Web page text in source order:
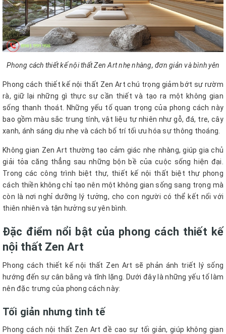
Phong cách thiết kế nội thất Zen Art nhẹ nhàng, đơn giản và bình yên
Phong cách thiết kế nội thất Zen Art chú trọng giảm bớt sự rườm
rà, giữ lại những gì thực sự cần thiết và tạo ra một không gian
sống thanh thoát. Những yếu tố quan trọng của phong cách này
bao gồm màu sắc trung tính, vật liệu tự nhiên như gỗ, đá, tre, cây
xanh, ánh sáng dịu nhẹ và cách bố trí tối ưu hóa sự thông thoáng.
Không gian Zen Art thường tạo cảm giác nhẹ nhàng, giúp gia chủ
giải tỏa căng thẳng sau những bộn bề của cuộc sống hiện đại.
Trong các công trình biệt thự, thiết kế nội thất biệt thự phong
cách thiền không chỉ tạo nên một không gian sống sang trọng mà
còn là nơi nghỉ dưỡng lý tưởng, cho con người có thể kết nối với
thiên nhiên và tận hưởng sự yên bình.
Đặc điểm nổi bật của phong cách thiết kế
nội thất Zen Art
Phong cách thiết kế nội thất Zen Art sẽ phản ánh triết lý sống
hướng đến sự cân bằng và tĩnh lặng. Dưới đây là những yếu tố làm
nên đặc trưng của phong cách này:
Tối giản nhưng tinh tế
Phong cách nội thất Zen Art đề cao sự tối giản, giúp không gian